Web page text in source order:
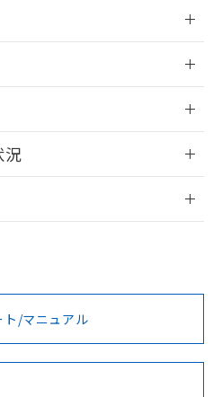
ン/会員登録
いただく前に、以下を必ずお読
況
例
例
認
ー
BV型式承認
（フランス
KR型式
（韓国
ト/マニュアル
おりました。
への在庫切替を完了
特段のことがない限
り割愛しておりま